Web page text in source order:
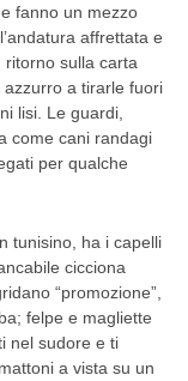
fanno un mezzo
affrettata e
ritorno sulla carta
azzurro a tirarle fuori
lisi. Le guardi,
come cani randagi
per qualche
tunisino, ha i capelli
cicciona
“promozione”,
felpe e magliette
nel sudore e ti
a vista su un